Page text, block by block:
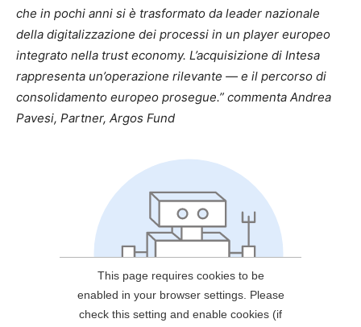
che in pochi anni si è trasformato da leader nazionale
della digitalizzazione dei processi in un player europeo
integrato nella trust economy. L’acquisizione di Intesa
rappresenta un’operazione rilevante — e il percorso di
consolidamento europeo prosegue.” commenta Andrea
Pavesi, Partner, Argos Fund